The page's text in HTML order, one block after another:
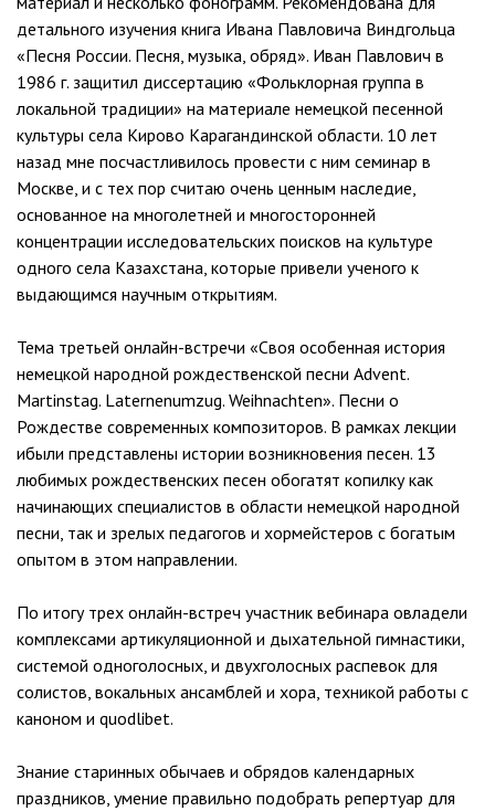
детального изучения книга Ивана Павловича Виндгольца
«Песня России. Песня, музыка, обряд». Иван Павлович в
1986 г. защитил диссертацию «Фольклорная группа в
локальной традиции» на материале немецкой песенной
культуры села Кирово Карагандинской области. 10 лет
назад мне посчастливилось провести с ним семинар в
Москве, и с тех пор считаю очень ценным наследие,
основанное на многолетней и многосторонней
концентрации исследовательских поисков на культуре
одного села Казахстана, которые привели ученого к
выдающимся научным открытиям.
Тема третьей онлайн-встречи «Cвоя особенная история
немецкой народной рождественской песни Advent.
Martinstag. Laternenumzug. Weihnachten». Песни о
Рождестве современных композиторов. В рамках лекции
ибыли представлены истории возникновения песен. 13
любимых рождественских песен обогатят копилку как
начинающих специалистов в области немецкой народной
песни, так и зрелых педагогов и хормейстеров с богатым
опытом в этом направлении.
По итогу трех онлайн-встреч участник вебинара овладели
комплексами артикуляционной и дыхательной гимнастики,
системой одноголосных, и двухголосных распевок для
солистов, вокальных ансамблей и хора, техникой работы c
каноном и quodlibet.
Знание старинных обычаев и обрядов календарных
праздников, умение правильно подобрать репертуар для